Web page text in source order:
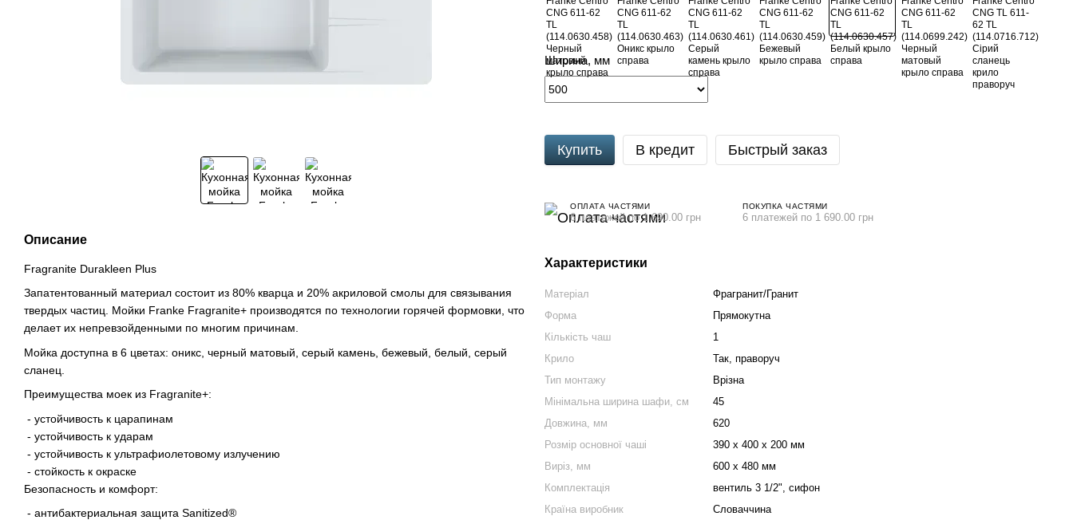
Описание
Fragranite Durakleen Plus
Запатентованный материал состоит из 80% кварца и 20% акриловой смолы для связывания
твердых частиц. Мойки Franke Fragranite+ производятся по технологии горячей формовки, что
делает их непревзойденными по многим причинам.
Мойка доступна в 6 цветах: оникс, черный матовый, серый камень, бежевый, белый, серый
сланец.
Преимущества моек из Fragranite+:
- устойчивость к царапинам
- устойчивость к ударам
- устойчивость к ультрафиолетовому излучению
- стойкость к окраске
Безопасность и комфорт:
- антибактериальная защита Sanitized®
Ширина, мм
Купить В кредит Быстрый заказ
ОПЛАТА ЧАСТЯМИ
6 платежей по 1 690.00 грн
ПОКУПКА ЧАСТЯМИ
6 платежей по 1 690.00 грн
Характеристики
Матеріал
Фрагранит/Гранит
Форма
Прямокутна
Кількість чаш
1
Крило
Так, праворуч
Тип монтажу
Врізна
Мінімальна ширина шафи, cм
45
Довжина, мм
620
Розмір основної чаші
390 x 400 x 200 мм
Виріз, мм
600 x 480 мм
Комплектація
вентиль 3 1/2", сифон
Країна виробник
Словаччина